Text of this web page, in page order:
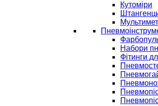
Кутоміри
Набори
Фітинги